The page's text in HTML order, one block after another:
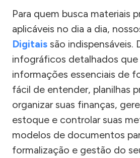
Para quem busca materiais
aplicáveis no dia a dia,
Digitais são indispensáveis.
infográficos detalhados que
informações essenciais de
fácil de entender, planilhas
organizar suas finanças,
estoque e controlar suas
modelos de documentos
formalização e gestão do